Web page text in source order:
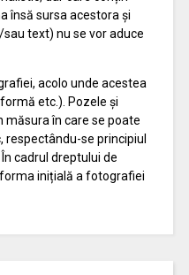
însă sursa acestora și
text) nu se vor aduce
acolo unde acestea
etc.). Pozele și
măsura în care se poate
se principiul
cadrul dreptului de
inițială a fotografiei